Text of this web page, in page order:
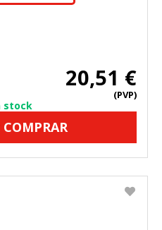
20,51 €
(PVP)
stock
COMPRAR